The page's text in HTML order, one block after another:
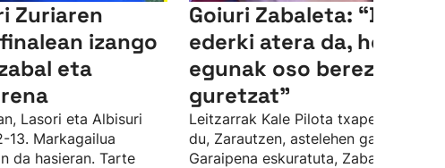
Zuriaren
izango
eta
Lasori eta Albisuri
13. Markagailua
da hasieran. Tarte
Goiuri Zabaleta: “Dena
ederki atera da,
egunak oso bereziak
guretzat”
Leitzarrak Kale Pilota txapelketa
du, Zarautzen, astelehen gauean.
Garaipena eskuratuta, Zabaletak